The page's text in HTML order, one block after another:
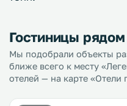
Гостиницы рядом
Мы подобрали объекты
ближе всего к месту
отелей — на карте «Отели